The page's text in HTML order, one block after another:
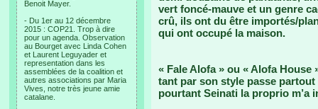
Benoit Mayer.
- Du 1er au 12 décembre
2015 : COP21. Trop à dire
pour un agenda. Observation
au Bourget avec Linda Cohen
et Laurent Leguyader et
representation dans les
assemblées de la coalition et
autres associations par Maria
Vives, notre très jeune amie
catalane.
vert foncé-mauve et un genre
crû, ils ont du être importés/
qui ont occupé la maison.
« Fale Alofa » ou « Alofa House
tant par son style passe
pourtant Seinati la proprio m’a